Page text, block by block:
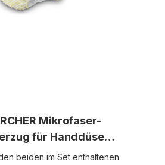
Mikrofaser-
für Handdüse
344.0
beiden im Set enthaltenen